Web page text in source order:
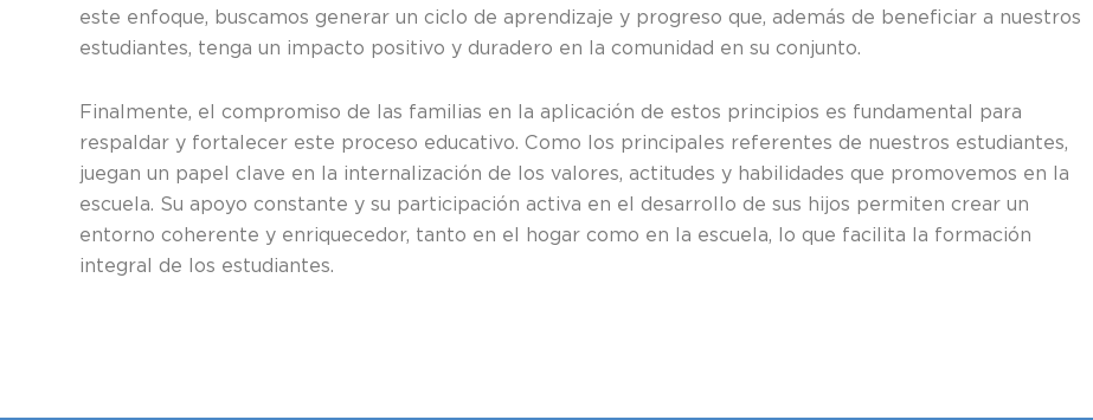
este enfoque, buscamos generar un ciclo de aprendizaje y progreso que, además de beneficiar a nuestros
estudiantes, tenga un impacto positivo y duradero en la comunidad en su conjunto.
Finalmente, el compromiso de las familias en la aplicación de estos principios es fundamental para
respaldar y fortalecer este proceso educativo. Como los principales referentes de nuestros estudiantes,
juegan un papel clave en la internalización de los valores, actitudes y habilidades que promovemos en la
escuela. Su apoyo constante y su participación activa en el desarrollo de sus hijos permiten crear un
entorno coherente y enriquecedor, tanto en el hogar como en la escuela, lo que facilita la formación
integral de los estudiantes.